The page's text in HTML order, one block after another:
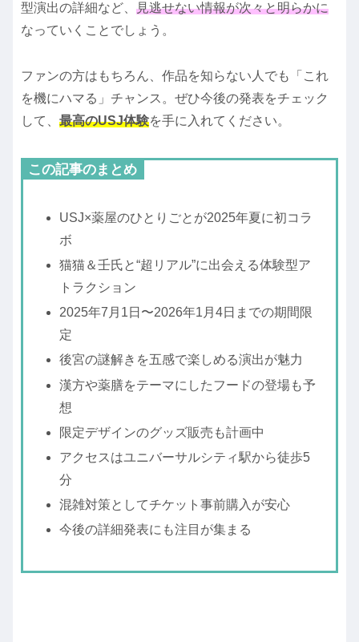
型演出の詳細など、 見逃せない情報が次々と明らかに
なっていくことでしょう。
ファンの方はもちろん、作品を知らない人でも「これ
を機にハマる」チャンス。ぜひ今後の発表をチェック
して、 最高のUSJ体験を手に入れてください。
この記事のまとめ
USJ×薬屋のひとりごとが2025年夏に初コラ
ボ
猫猫＆壬氏と“超リアル”に出会える体験型ア
トラクション
2025年7月1日〜2026年1月4日までの期間限
定
後宮の謎解きを五感で楽しめる演出が魅力
漢方や薬膳をテーマにしたフードの登場も予
想
限定デザインのグッズ販売も計画中
アクセスはユニバーサルシティ駅から徒歩5
分
混雑対策としてチケット事前購入が安心
今後の詳細発表にも注目が集まる